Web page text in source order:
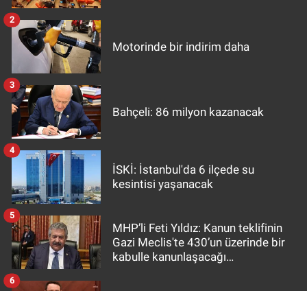
Motorinde bir indirim daha
2
Bahçeli: 86 milyon kazanacak
3
İSKİ: İstanbul'da 6 ilçede su
kesintisi yaşanacak
4
MHP’li Feti Yıldız: Kanun teklifinin
Gazi Meclis'te 430’un üzerinde bir
kabulle kanunlaşacağı
5
6